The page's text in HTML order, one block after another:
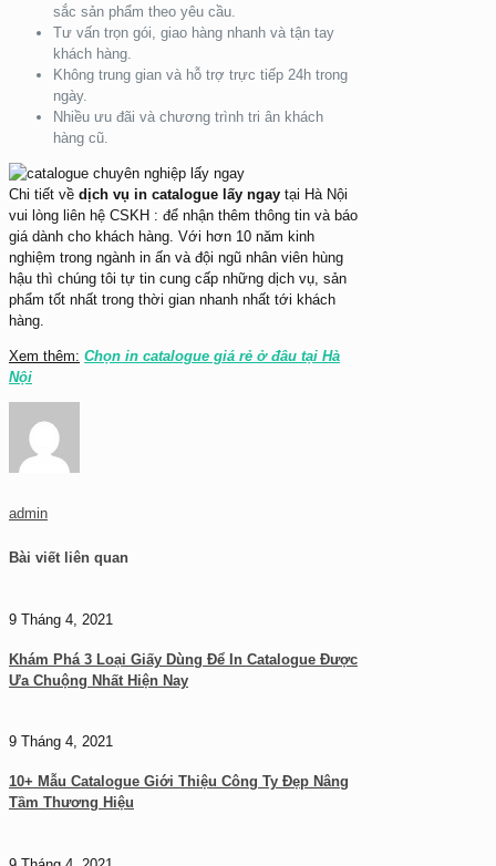
sắc sản phẩm theo yêu cầu.
Tư vấn trọn gói, giao hàng nhanh và tận tay
khách hàng.
Không trung gian và hỗ trợ trực tiếp 24h trong
ngày.
Nhiều ưu đãi và chương trình tri ân khách
hàng cũ.
Chi tiết về dịch vụ in catalogue lấy ngay tại Hà Nội
vui lòng liên hệ CSKH : để nhận thêm thông tin và báo
giá dành cho khách hàng. Với hơn 10 năm kinh
nghiệm trong ngành in ấn và đội ngũ nhân viên hùng
hậu thì chúng tôi tự tin cung cấp những dịch vụ, sản
phẩm tốt nhất trong thời gian nhanh nhất tới khách
hàng.
Xem thêm: Chọn in catalogue giá rẻ ở đâu tại Hà
Nội
admin
Bài viết liên quan
9 Tháng 4, 2021
Khám Phá 3 Loại Giấy Dùng Để In Catalogue Được
Ưa Chuộng Nhất Hiện Nay
9 Tháng 4, 2021
10+ Mẫu Catalogue Giới Thiệu Công Ty Đẹp Nâng
Tầm Thương Hiệu